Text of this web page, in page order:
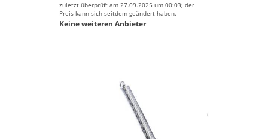
zuletzt überprüft am 27.09.2025 um 00:03; der
Preis kann sich seitdem geändert haben.
Keine weiteren Anbieter